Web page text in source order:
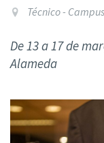
Técnico -
De 13 a 17 de
Alameda